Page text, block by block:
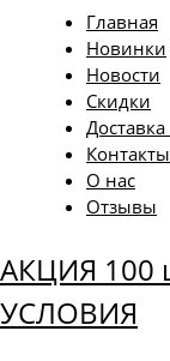
Главная
Новинки
Новости
Скидки
Контакты
О нас
Отзывы
АКЦИЯ 100
УСЛОВИЯ